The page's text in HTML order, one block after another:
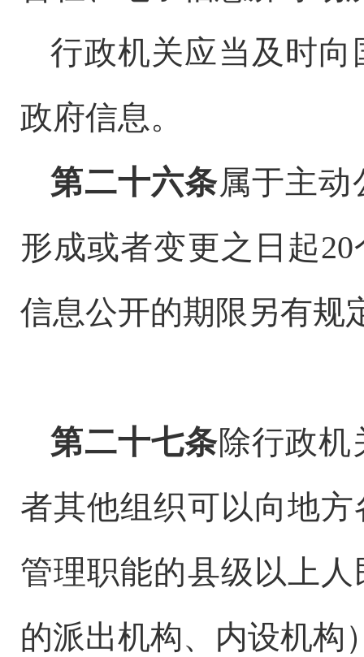
行政机关应当及时
政府信息。
第二十六条属于主
形成或者变更之日起
信息公开的期限另有规
第二十七条除行政
者其他组织可以向地
管理职能的县级以上
的派出机构、内设机构